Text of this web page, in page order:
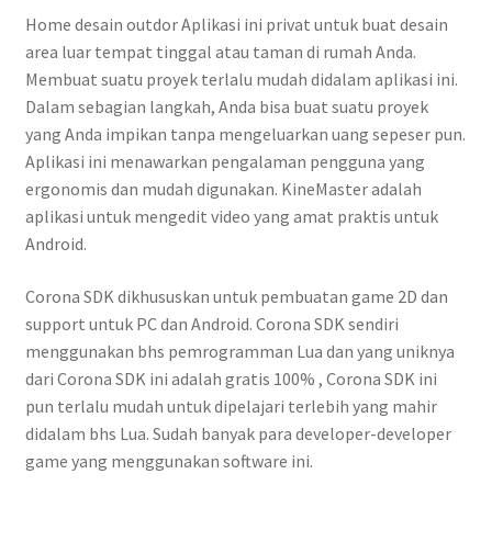
Home desain outdor Aplikasi ini privat untuk buat desain
area luar tempat tinggal atau taman di rumah Anda.
Membuat suatu proyek terlalu mudah didalam aplikasi ini.
Dalam sebagian langkah, Anda bisa buat suatu proyek
yang Anda impikan tanpa mengeluarkan uang sepeser pun.
Aplikasi ini menawarkan pengalaman pengguna yang
ergonomis dan mudah digunakan. KineMaster adalah
aplikasi untuk mengedit video yang amat praktis untuk
Android.
Corona SDK dikhususkan untuk pembuatan game 2D dan
support untuk PC dan Android. Corona SDK sendiri
menggunakan bhs pemrogramman Lua dan yang uniknya
dari Corona SDK ini adalah gratis 100% , Corona SDK ini
pun terlalu mudah untuk dipelajari terlebih yang mahir
didalam bhs Lua. Sudah banyak para developer-developer
game yang menggunakan software ini.